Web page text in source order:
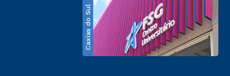
Caxias do Sul